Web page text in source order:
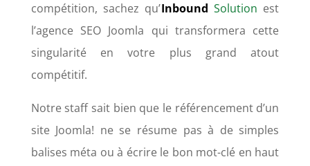
compétition, sachez qu’Inbound Solution est
l’agence SEO Joomla qui transformera cette
singularité en votre plus grand atout
compétitif.
Notre staff sait bien que le référencement d’un
site Joomla! ne se résume pas à de simples
balises méta ou à écrire le bon mot-clé en haut